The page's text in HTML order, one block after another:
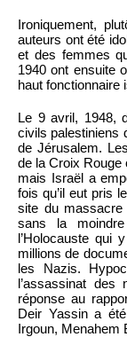
Ironiquement,
auteurs ont été
et des femmes
1940 ont ensuite
haut fonctionnaire
Le 9 avril, 1948,
civils palestiniens
de Jérusalem.
de la Croix Rouge
mais Israël a
fois qu’il eut pris
site du
sans la
l’Holocauste qui
millions de
les Nazis.
l’assassinat
réponse au
Deir Yassin a
Irgoun, Menahem